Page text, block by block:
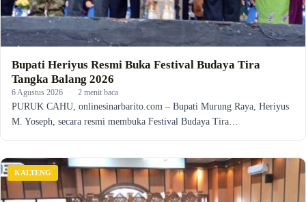
Bupati Heriyus Resmi Buka Festival Budaya Tira
Tangka Balang 2026
6 Agustus 2026 · 2 menit baca
PURUK CAHU, onlinesinarbarito.com – Bupati Murung Raya, Heriyus
M. Yoseph, secara resmi membuka Festival Budaya Tira…
KALTENG